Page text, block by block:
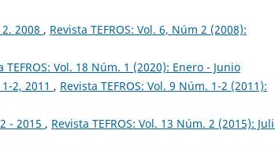
2008 , Revista TEFROS: Vol. 6, Núm 2 (2008):
TEFROS: Vol. 18 Núm. 1 (2020): Enero - Junio
2, 2011 , Revista TEFROS: Vol. 9 Núm. 1-2 (2011):
- 2015 , Revista TEFROS: Vol. 13 Núm. 2 (2015):